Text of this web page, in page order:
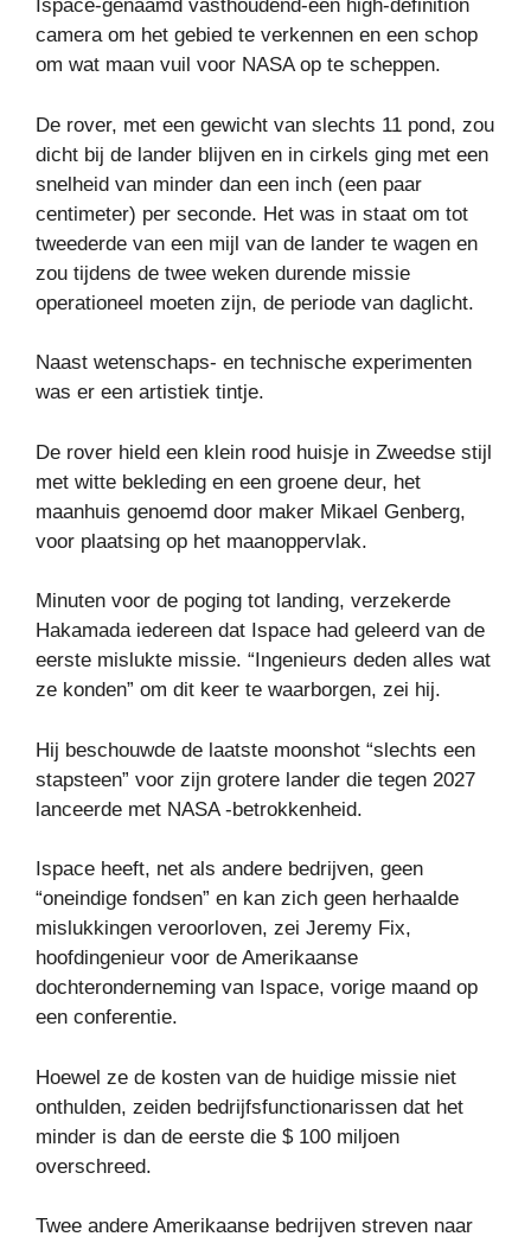
Ispace-genaamd vasthoudend-een high-definition
camera om het gebied te verkennen en een schop
om wat maan vuil voor NASA op te scheppen.
De rover, met een gewicht van slechts 11 pond, zou
dicht bij de lander blijven en in cirkels ging met een
snelheid van minder dan een inch (een paar
centimeter) per seconde. Het was in staat om tot
tweederde van een mijl van de lander te wagen en
zou tijdens de twee weken durende missie
operationeel moeten zijn, de periode van daglicht.
Naast wetenschaps- en technische experimenten
was er een artistiek tintje.
De rover hield een klein rood huisje in Zweedse stijl
met witte bekleding en een groene deur, het
maanhuis genoemd door maker Mikael Genberg,
voor plaatsing op het maanoppervlak.
Minuten voor de poging tot landing, verzekerde
Hakamada iedereen dat Ispace had geleerd van de
eerste mislukte missie. “Ingenieurs deden alles wat
ze konden” om dit keer te waarborgen, zei hij.
Hij beschouwde de laatste moonshot “slechts een
stapsteen” voor zijn grotere lander die tegen 2027
lanceerde met NASA -betrokkenheid.
Ispace heeft, net als andere bedrijven, geen
“oneindige fondsen” en kan zich geen herhaalde
mislukkingen veroorloven, zei Jeremy Fix,
hoofdingenieur voor de Amerikaanse
dochteronderneming van Ispace, vorige maand op
een conferentie.
Hoewel ze de kosten van de huidige missie niet
onthulden, zeiden bedrijfsfunctionarissen dat het
minder is dan de eerste die $ 100 miljoen
overschreed.
Twee andere Amerikaanse bedrijven streven naar